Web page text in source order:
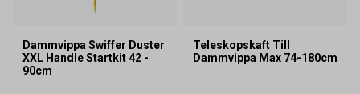
Dammvippa Swiffer Duster
XXL Handle Startkit 42 -
90cm
Teleskopskaft Till
Dammvippa Max 74-180cm